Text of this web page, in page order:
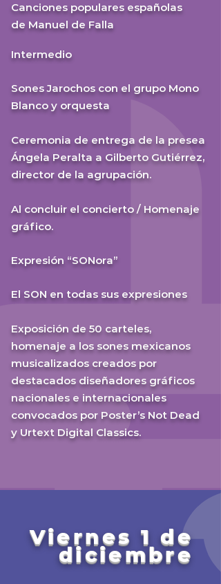
Canciones populares españolas
de Manuel de Falla
Intermedio
Sones Jarochos con el grupo Mono
Blanco y orquesta
Ceremonia de entrega de la presea
Ángela Peralta a Gilberto Gutiérrez,
director de la agrupación.
Al concluir el concierto / Homenaje
gráfico.
Expresión “SONora”
El SON en todas sus expresiones
Exposición de 50 carteles,
homenaje a los sones mexicanos
musicalizados creados por
destacados diseñadores gráficos
nacionales e internacionales
convocados por Poster’s Not Dead
y Urtext Digital Classics.
Viernes 1 de
diciembre